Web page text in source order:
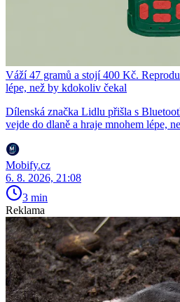
Váží 47 gramů a stojí 400 Kč.
lépe, než by kdokoliv čekal
Dílenská značka Lidlu přišla s
vejde do dlaně a hraje mnohem lépe,
Mobify.cz
6. 8. 2026, 21:08
3 min
Reklama